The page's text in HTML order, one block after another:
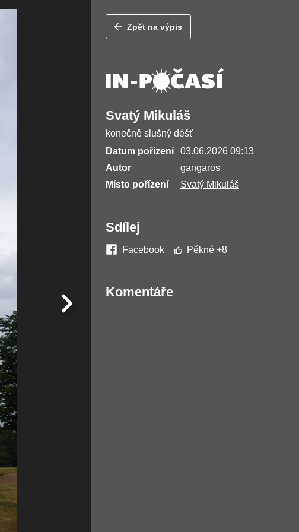
Zpět na výpis
Svatý Mikuláš
konečně slušný déšť
Datum pořízení
03.06.2026 09:13
Autor
gangaros
Místo pořízení
Svatý Mikuláš
Sdílej
Facebook Pěkné +8
Komentáře